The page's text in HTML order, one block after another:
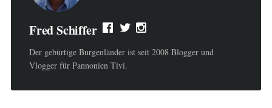
Fred Schiffer
Der gebürtige Burgenländer ist seit 2008 Blogger und
Vlogger für Pannonien Tivi.